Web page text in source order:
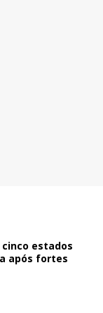
estados
após fortes